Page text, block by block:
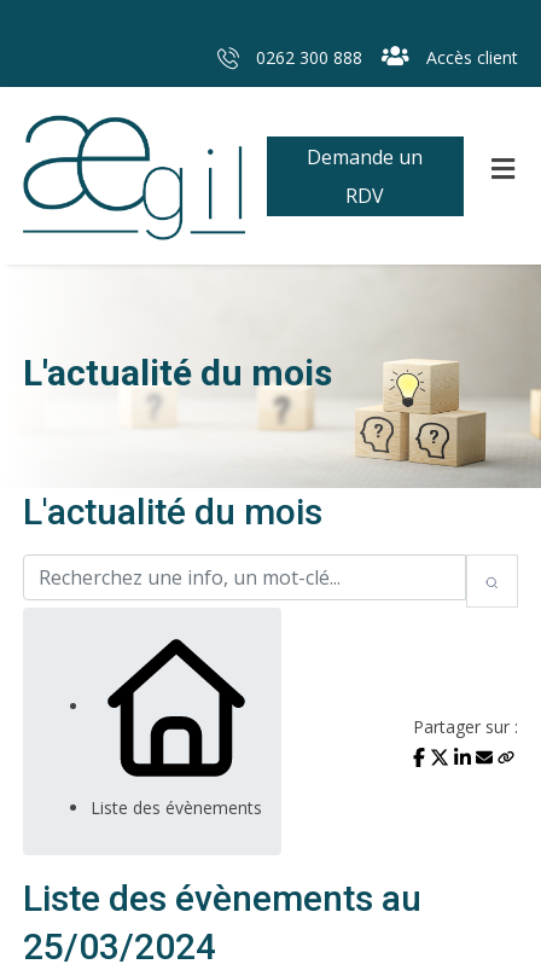
0262 300 888 Accès client
Demande un
RDV
L'actualité du mois
L'actualité du mois
Liste des évènements
Partager sur :
Liste des évènements au
25/03/2024